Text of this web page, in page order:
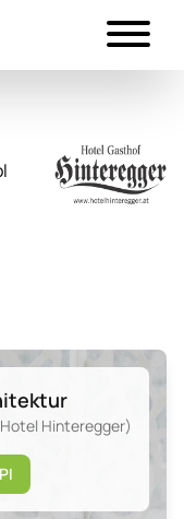
Hinteregger)